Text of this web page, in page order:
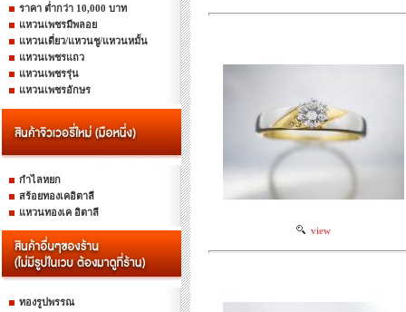
ราคา ต่ำกว่า 10,000 บาท
แหวนเพชรมีพลอย
แหวนเดี่ยว/แหวนชู/แหวนหมั้น
แหวนเพชรแถว
แหวนเพชรรุ่น
แหวนเพชรอักษร
กำไลหยก
สร้อยทองเคอิตาลี
แหวนทองเค อิตาลี
ทองรูปพรรณ
view